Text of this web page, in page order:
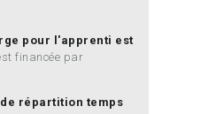
pour l'apprenti est
financée par
répartition temps